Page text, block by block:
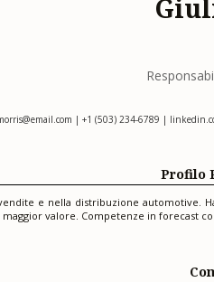
| +1 (503) 234-6789 |
Profilo
e nella distribuzione
valore. Competenze in